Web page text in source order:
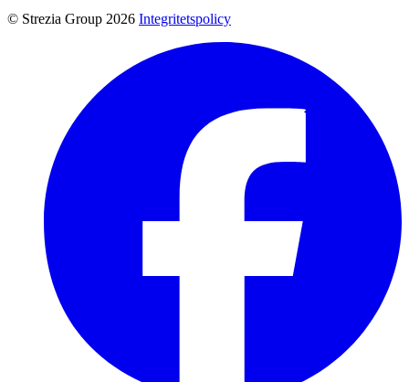
© Strezia Group 2026 Integritetspolicy